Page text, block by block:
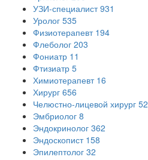
УЗИ-специалист 931
Уролог 535
Физиотерапевт 194
Флеболог 203
Фониатр 11
Фтизиатр 5
Химиотерапевт 16
Хирург 656
Челюстно-лицевой хирург 52
Эмбриолог 8
Эндокринолог 362
Эндоскопист 158
Эпилептолог 32